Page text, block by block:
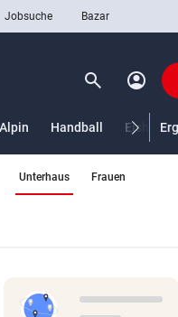
Jobsuche Bazar
search Suchen
account_circle
Handball
Unterhaus Frauen